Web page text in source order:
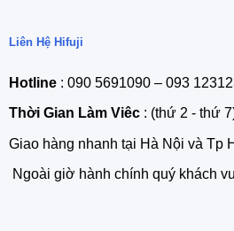
Liên Hệ Hifuji
Hotline: 090 5691090 – 093
Thời Gian Làm Viêc: (thứ 2 - thứ
Giao hàng nhanh tại Hà Nội và Tp
Ngoài giờ hành chính quý khách